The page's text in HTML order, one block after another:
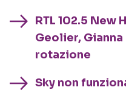
RTL 102.5 New
Geolier,
rotazione
Sky non